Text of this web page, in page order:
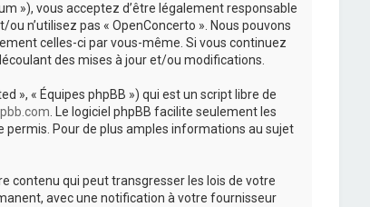
»), vous acceptez d’être légalement responsable
n’utilisez pas « OpenConcerto ». Nous pouvons
celles-ci par vous-même. Si vous continuez
des mises à jour et/ou modifications.
», « Équipes phpBB ») qui est un script libre de
. Le logiciel phpBB facilite seulement les
permis. Pour de plus amples informations au sujet
contenu qui peut transgresser les lois de votre
avec une notification à votre fournisseur